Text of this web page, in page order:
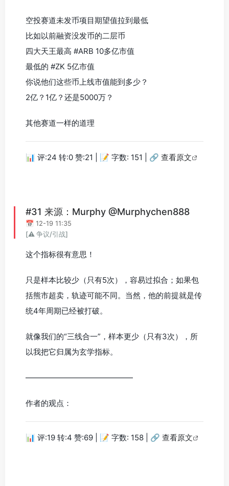
空投赛道未发币项目期望值拉到最低
比如以前融资没发币的二层币
四大天王最高 #ARB 10多亿市值
最低的 #ZK 5亿市值
你说他们这些币上线市值能到多少？
2亿？1亿？还是5000万？
其他赛道一样的道理
📊 评:24 转:0 赞:21 | 📝 字数: 151 | 🔗 查看原文
#31 来源：Murphy @Murphychen888
📅 12-19 11:35
[⚠️ 争议/引战]
这个指标很有意思！
只是样本比较少（只有5次），容易过拟合；如果包
括熊市超卖，轨迹可能不同。当然，他的前提就是传
统4年周期已经被打破。
就像我们的“三线合一”，样本更少（只有3次），所
以我把它归属为玄学指标。
——————————————
作者的观点：
📊 评:19 转:4 赞:69 | 📝 字数: 158 | 🔗 查看原文